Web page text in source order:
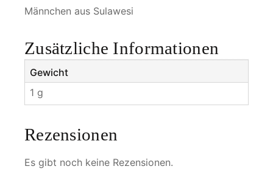
Männchen aus Sulawesi
Zusätzliche Informationen
Gewicht
1 g
Rezensionen
Es gibt noch keine Rezensionen.